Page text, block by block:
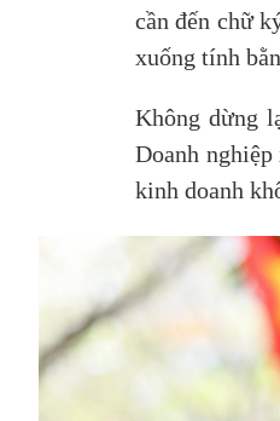
cần đến chữ
xuống tính
Không dừng
Doanh
kinh doanh